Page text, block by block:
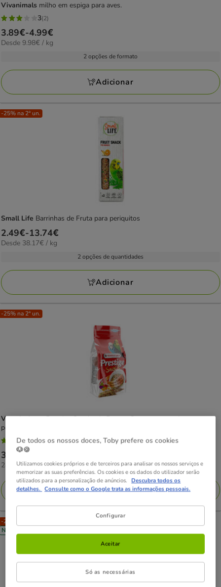
Vivanimals milho em espiga para aves.
3
estrelas
com
avaliações
3(2)
Preço
de
4.99€
3.89€-4.99€
9.98€
Desde 9.98€ / kg
2 opções de formato
Adicionar
-25% na 2ª un.
Small Life Barrinhas de Fruta para periquitos
Preço
de
13.74€
2.49€-13.74€
38.17€
Desde 38.17€ / kg
2 opções de quantidades
Adicionar
-25% na 2ª un.
Versele-LagaPrestige Snacks de Fruta e Ovo para aves de pequeno
porte
5
estrelas
com
1
avaliações
5(1)
Preço
3.59€
3.59€
28.72€
KG
28.72€ / kg
Adicionar
-25% na 2ª un.
Novidade
De todos os nossos doces, Toby prefere os cookies
🐶🍪
Utilizamos cookies próprios e de terceiros para analisar os nossos serviços e
memorizar as suas preferências. Os cookies e os dados do utilizador serão
utilizados para a personalização de anúncios. Descubra todos os
detalhes. Consulte como o Google trata as informações pessoais.
Configurar
Só as necessárias
Aceitar